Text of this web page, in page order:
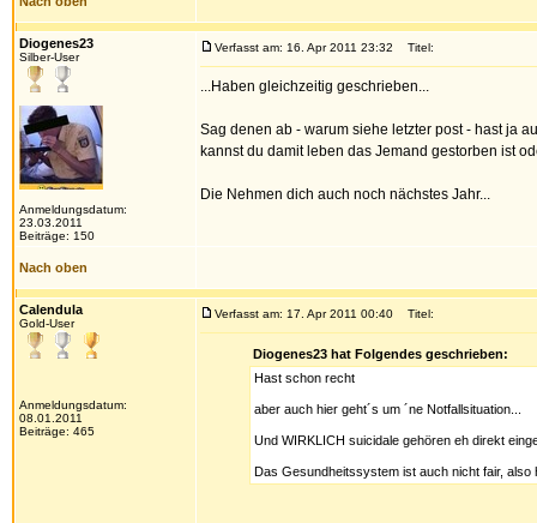
Diogenes23
Silber-User
Anmeldungsdatum:
23.03.2011
Beiträge: 150
Verfasst am: 16. Apr 2011 23:32 Titel:
...Haben gleichzeitig geschrieben...
Sag denen ab - warum siehe letzter post - hast ja
kannst du damit leben das Jemand gestorben ist
Die Nehmen dich auch noch nächstes Jahr...
Nach oben
Calendula
Gold-User
Anmeldungsdatum:
08.01.2011
Beiträge: 465
Verfasst am: 17. Apr 2011 00:40 Titel:
Diogenes23 hat Folgendes geschrieben:
Hast schon recht
aber auch hier geht´s um ´ne Notfallsituation...
Und WIRKLICH suicidale gehören eh direkt
Das Gesundheitssystem ist auch nicht fair,